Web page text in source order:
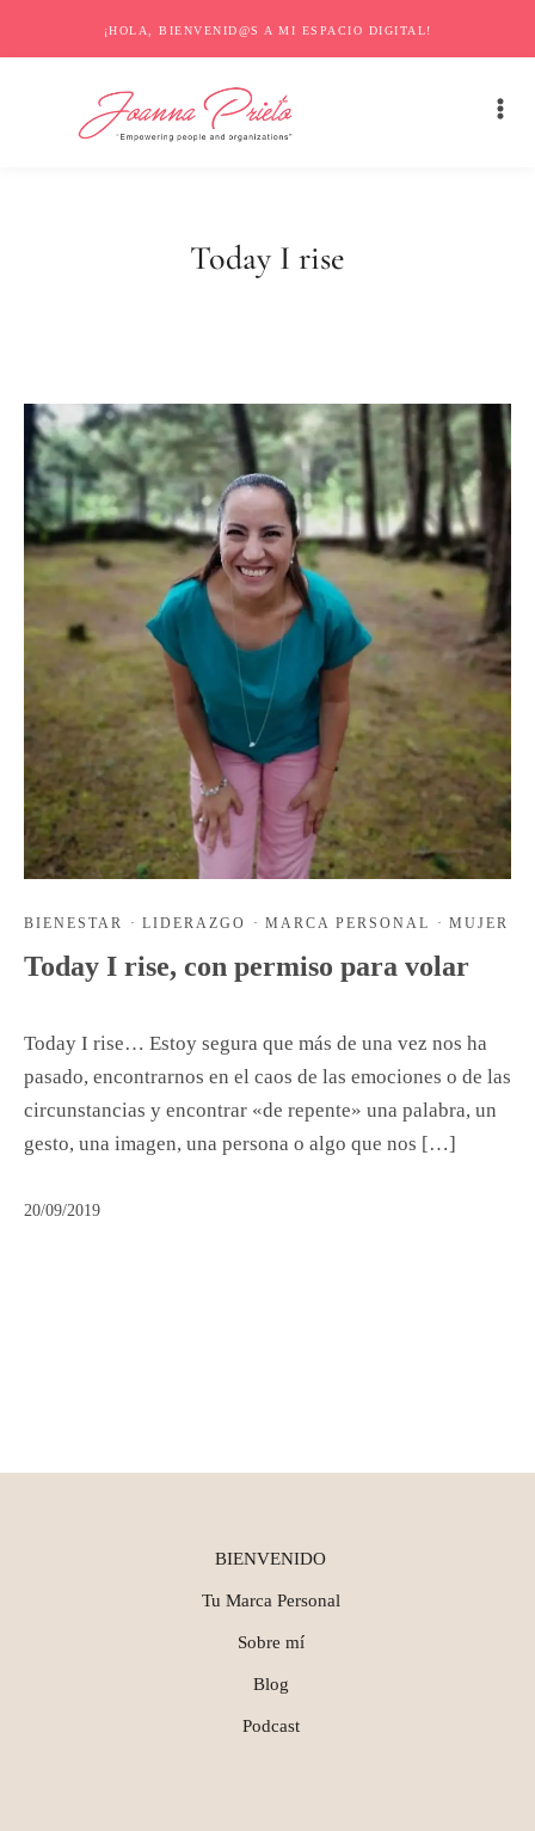
¡HOLA, BIENVENID@S A MI ESPACIO DIGITAL!
Today I rise
BIENESTAR · LIDERAZGO · MARCA PERSONAL · MUJER
Today I rise, con permiso para volar
Today I rise… Estoy segura que más de una vez nos ha
pasado, encontrarnos en el caos de las emociones o de las
circunstancias y encontrar «de repente» una palabra, un
gesto, una imagen, una persona o algo que nos […]
20/09/2019
BIENVENIDO
Tu Marca Personal
Sobre mí
Blog
Podcast